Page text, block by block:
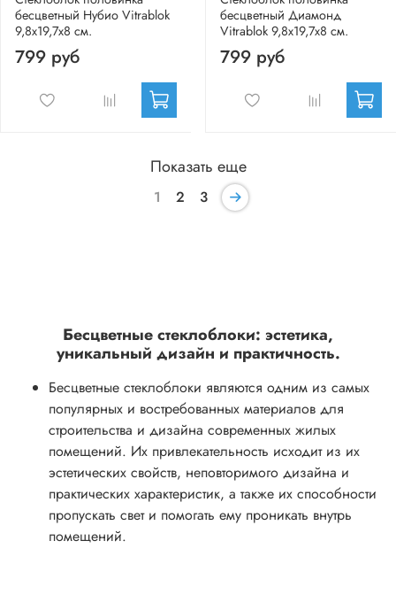
бесцветный Нубио Vitrablok
9,8x19,7x8 см.
799 руб
бесцветный Диамонд
Vitrablok 9,8x19,7x8 см.
799 руб
Показать еще
1 2 3
Бесцветные стеклоблоки: эстетика,
уникальный дизайн и практичность.
Бесцветные стеклоблоки являются одним из самых
популярных и востребованных материалов для
строительства и дизайна современных жилых
помещений. Их привлекательность исходит из их
эстетических свойств, неповторимого дизайна и
практических характеристик, а также их способности
пропускать свет и помогать ему проникать внутрь
помещений.